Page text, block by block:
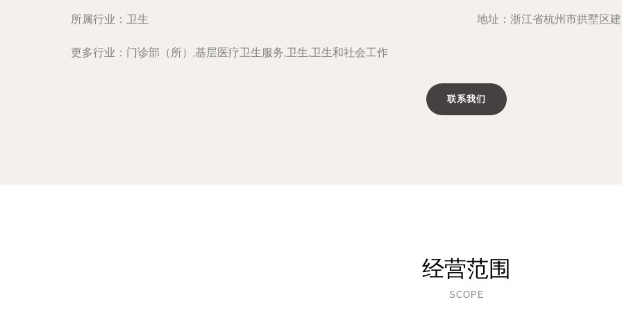
所属行业： 卫生
更多行业： 门诊部（所）,基层医疗卫生服务,卫生,卫生和社会工作
地址：浙江省杭州市拱墅区
联系我们
经营范围
SCOPE